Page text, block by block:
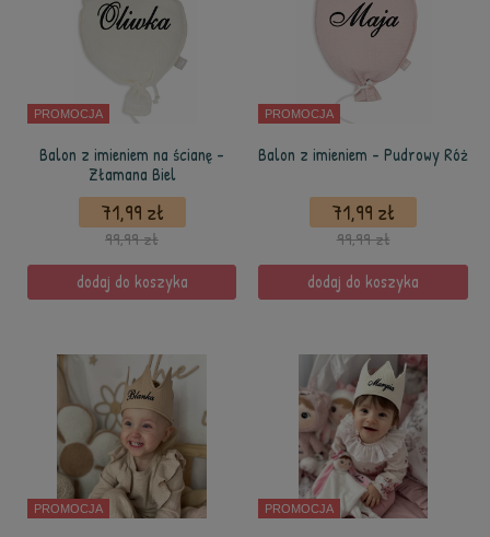
PROMOCJA
Balon z imieniem na ścianę -
Złamana Biel
71,99 zł
99,99 zł
dodaj do koszyka
PROMOCJA
Balon z imieniem - Pudrowy Róż
71,99 zł
99,99 zł
dodaj do koszyka
PROMOCJA PROMOCJA